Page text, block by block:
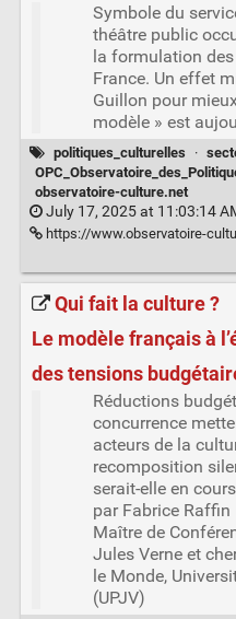
Symbole du
théâtre public
la formulation
France. Un effet
Guillon pour
modèle » est
politiques_culturelles ·
observatoire-culture.net
July 17, 2025 at 11:03:14
https://www.observatoire-culture.net/
Qui fait la culture ?
Le modèle français à
des tensions
Réductions
concurrence
acteurs de la
recomposition
serait-elle en
par Fabrice Raffin
Maître de
Jules Verne et
le Monde,
(UPJV)